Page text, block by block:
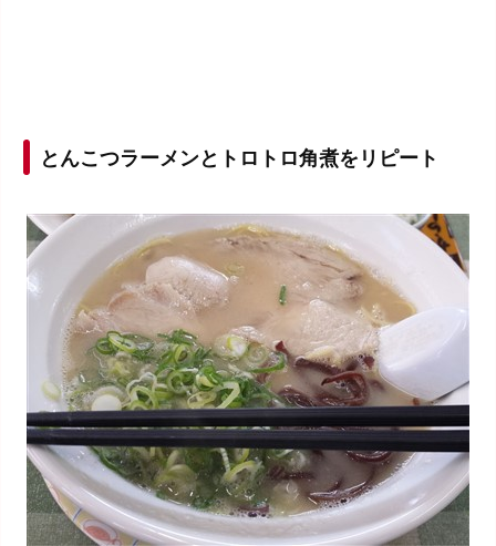
とんこつラーメンとトロトロ角煮をリピート